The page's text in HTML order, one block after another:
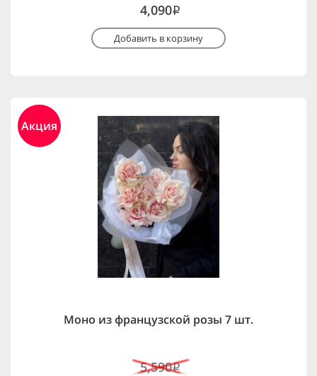
4,090i
Добавить в корзину
Акция
Моно из французской розы 7 шт.
5,590i